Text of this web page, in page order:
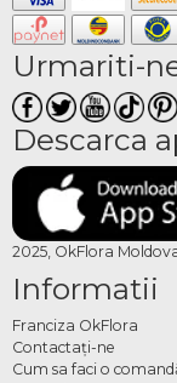
Urmariti-
Descarca
2025, OkFlora
Informatii
Franciza OkFlora
Contactaţi-ne
Cum sa faci o